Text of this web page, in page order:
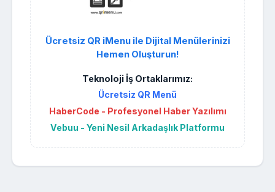
Ücretsiz QR iMenu ile Dijital Menülerinizi
Hemen Oluşturun!
Teknoloji İş Ortaklarımız:
Ücretsiz QR Menü
HaberCode - Profesyonel Haber Yazılımı
Vebuu - Yeni Nesil Arkadaşlık Platformu